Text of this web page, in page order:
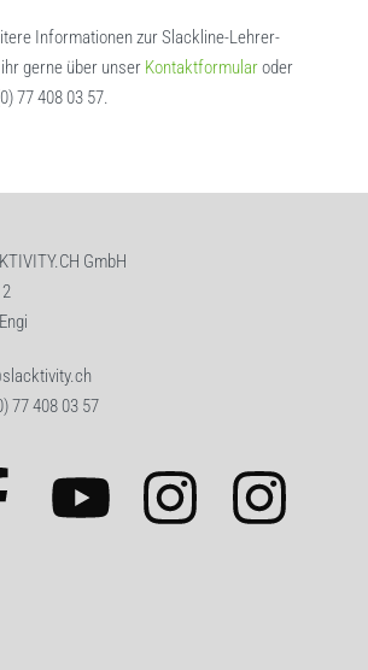
Informationen zur Slackline-Lehrer-
gerne über unser Kontaktformularoder
77 408 03 57.
GmbH
77 408 03 57